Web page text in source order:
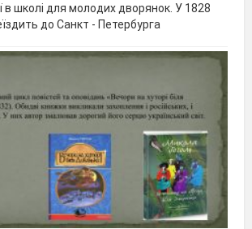
в школі для молодих дворянок. У 1828
до Санкт - Петербурга